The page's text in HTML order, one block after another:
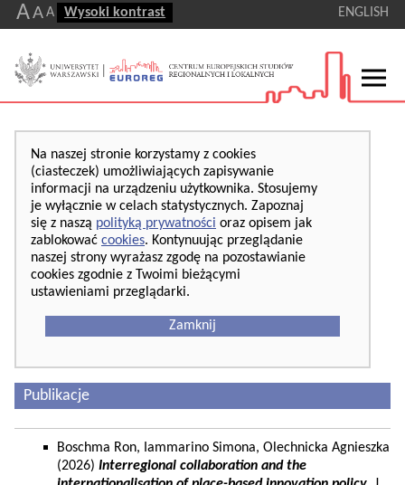
AA A Wysoki kontrast ENGLISH
Na naszej stronie korzystamy z cookies
(ciasteczek) umożliwiających zapisywanie
informacji na urządzeniu użytkownika. Stosujemy
je wyłącznie w celach statystycznych. Zapoznaj
się z naszą polityką prywatności oraz opisem jak
zablokować cookies. Kontynuując przeglądanie
naszej strony wyrażasz zgodę na pozostawianie
cookies zgodnie z Twoimi bieżącymi
ustawieniami przeglądarki.
Zamknij
Publikacje
Boschma Ron, Iammarino Simona, Olechnicka Agnieszka
(2026) Interregional collaboration and the